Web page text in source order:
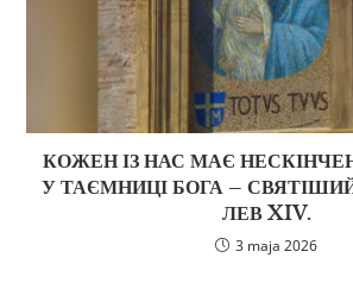
КОЖЕН ІЗ НАС МАЄ
У ТАЄМНИЦІ БОГА –
ЛЕВ XIV.
3 maja 2026